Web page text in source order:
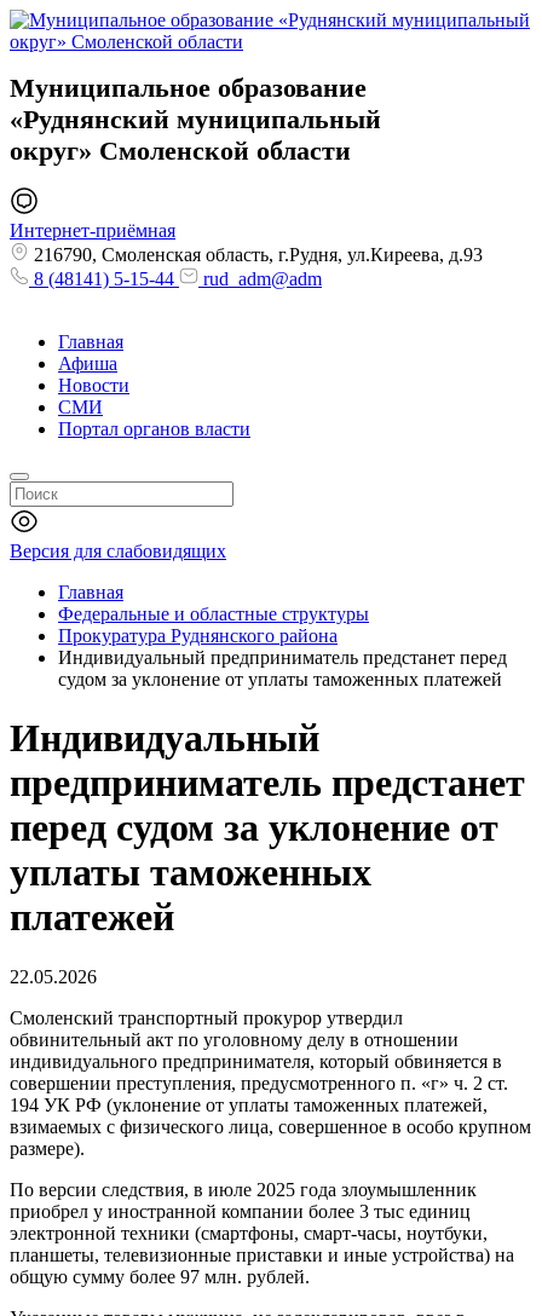
Муниципальное образование
«Руднянский муниципальный
округ» Смоленской области
Интернет-приёмная
216790, Смоленская область, г.Рудня, ул.Киреева, д.93
8 (48141) 5-15-44
rud_adm@adm
Главная
Афиша
Новости
СМИ
Портал органов власти
Версия для слабовидящих
Главная
Федеральные и областные структуры
Прокуратура Руднянского района
Индивидуальный предприниматель предстанет перед
судом за уклонение от уплаты таможенных платежей
Индивидуальный
предприниматель предстанет
перед судом за уклонение от
уплаты таможенных
платежей
22.05.2026
Смоленский транспортный прокурор утвердил
обвинительный акт по уголовному делу в отношении
индивидуального предпринимателя, который обвиняется в
совершении преступления, предусмотренного п. «г» ч. 2 ст.
194 УК РФ (уклонение от уплаты таможенных платежей,
взимаемых с физического лица, совершенное в особо крупном
размере).
По версии следствия, в июле 2025 года злоумышленник
приобрел у иностранной компании более 3 тыс единиц
электронной техники (смартфоны, смарт-часы, ноутбуки,
планшеты, телевизионные приставки и иные устройства) на
общую сумму более 97 млн. рублей.